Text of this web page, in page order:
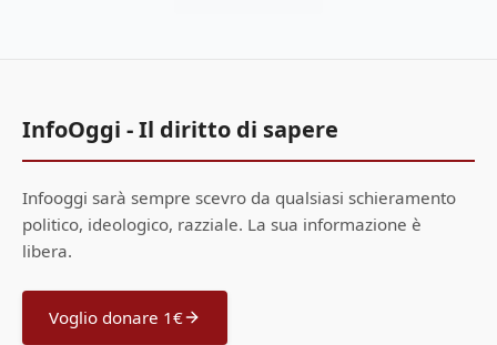
InfoOggi - Il diritto di sapere
Infooggi sarà sempre scevro da qualsiasi schieramento
politico, ideologico, razziale. La sua informazione è
libera.
Voglio donare 1€